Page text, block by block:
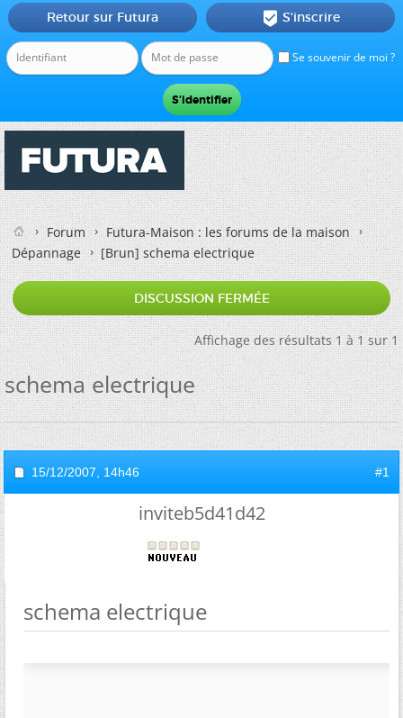
Se souvenir de moi ?
Retour sur Futura  S'inscrire
Forum
Futura-Maison : les forums de la maison
Dépannage
[Brun]schema electrique
DISCUSSION FERMÉE
Affichage des résultats 1 à 1 sur 1
schema electrique
15/12/2007, 14h46 #1
inviteb5d41d42
schema electrique